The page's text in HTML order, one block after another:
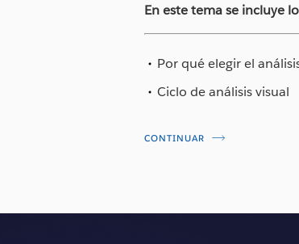
En este tema se incluye
Por qué elegir el
Ciclo de análisis visual
CONTINUAR